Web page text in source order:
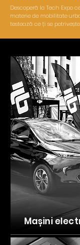
Descoperă la Tech Expo
materie de mobilitate
testează ce ți se
Mașini